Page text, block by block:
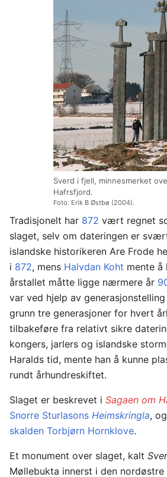
Sverd i fjell, minnesmerket
Hafrsfjord.
Foto: Erik B Østbø (2004).
Tradisjonelt har 872 vært regnet
slaget, selv om dateringen er
islandske historikeren Are Frode
i 872, mens Halvdan Koht mente å
årstallet måtte ligge nærmere år
var ved hjelp av
grunn tre generasjoner for hvert
tilbakeføre fra relativt sikre
kongers, jarlers og islandske
Haralds tid, mente han å kunne
rundt århundreskiftet.
Slaget er beskrevet i Sagaen om
Snorre Sturlasons Heimskringla,
skalden Torbjørn Hornklove.
Et monument over slaget, kalt
Møllebukta innerst i den nordøstre